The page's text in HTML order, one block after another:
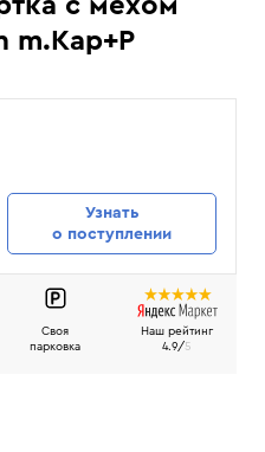
с мехом
m.Kap+P
Узнать
о поступлении
Своя
парковка
Наш рейтинг
4.9/5